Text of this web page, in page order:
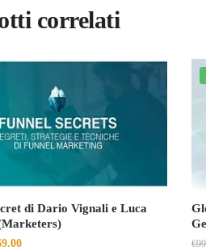
correlati
di Dario Vignali e Luca
Il €